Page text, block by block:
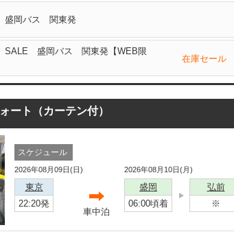
岡バス 関東発
盛岡バス 関東発【WEB限
在庫セール
ート（カーテン付）
スケジュール
2026年08月09日(日)
東京
22:20発
車中泊
2026年08月10日(月)
盛岡
06:00頃着
弘前
※